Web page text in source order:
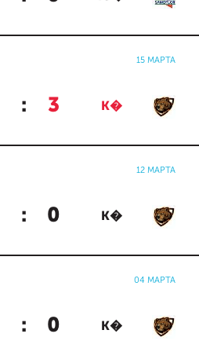
15 МАРТА
: 3 К�
12 МАРТА
: 0 К�
04 МАРТА
: 0 К�